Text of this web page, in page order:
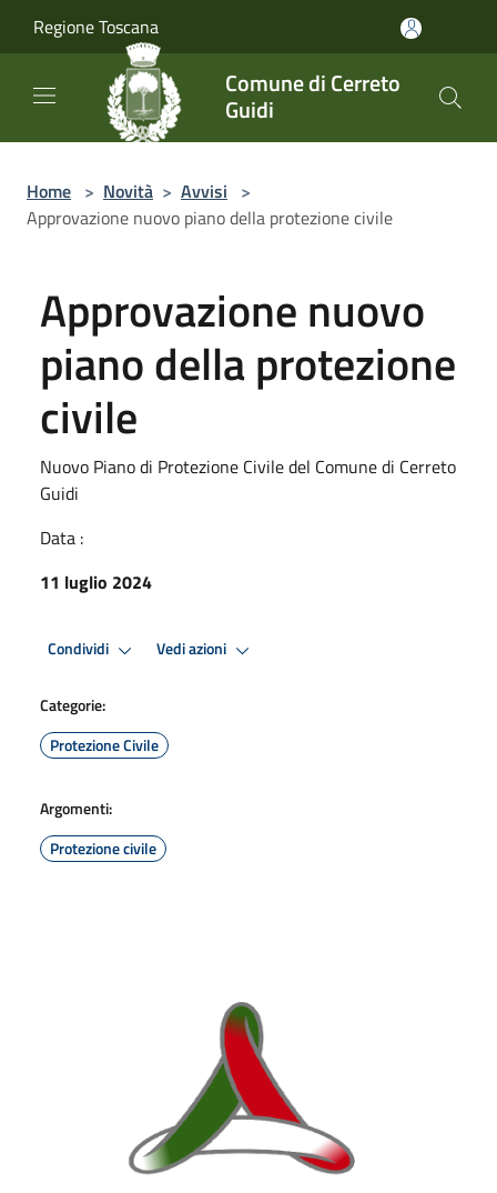
Regione Toscana
Comune di Cerreto
Guidi
Home > Novità > Avvisi >
Approvazione nuovo piano della protezione civile
Approvazione nuovo
piano della protezione
civile
Nuovo Piano di Protezione Civile del Comune di Cerreto
Guidi
Data :
11 luglio 2024
Condividi Vedi azioni
Categorie:
Protezione Civile
Argomenti:
Protezione civile